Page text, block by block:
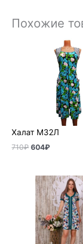
Похожие
Халат М32Л
710₽
составляла
604₽
Текущая
цена:
604₽.